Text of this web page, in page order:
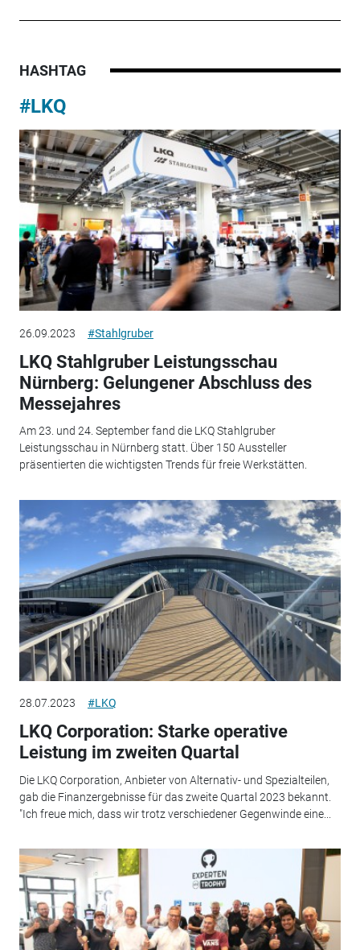
HASHTAG
#LKQ
26.09.2023 #Stahlgruber
LKQ Stahlgruber Leistungsschau
Nürnberg: Gelungener Abschluss des
Messejahres
Am 23. und 24. September fand die LKQ Stahlgruber
Leistungsschau in Nürnberg statt. Über 150 Aussteller
präsentierten die wichtigsten Trends für freie Werkstätten.
28.07.2023 #LKQ
LKQ Corporation: Starke operative
Leistung im zweiten Quartal
Die LKQ Corporation, Anbieter von Alternativ- und Spezialteilen,
gab die Finanzergebnisse für das zweite Quartal 2023 bekannt.
"Ich freue mich, dass wir trotz verschiedener Gegenwinde eine...